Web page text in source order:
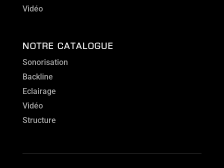
Vidéo
NOTRE CATALOGUE
Sonorisation
Backline
Eclairage
Vidéo
Structure